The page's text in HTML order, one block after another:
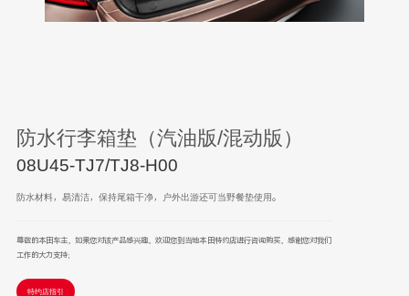
防水行李箱垫（汽油版/混动版）
08U45-TJ7/TJ8-H00
防水材料，易清洁，保持尾箱干净，户外出游还可当野餐垫使用。
尊敬的本田车主，如果您对该产品感兴趣，欢迎您到当地本田特约店进行咨询购买，感谢您对我们
工作的大力支持；
特约店指引